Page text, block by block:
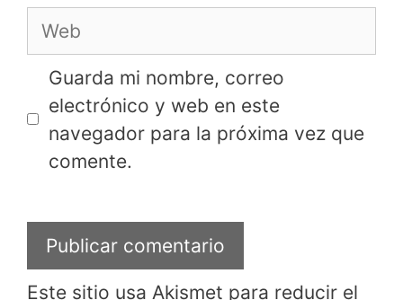
Web
Guarda mi nombre, correo
electrónico y web en este
navegador para la próxima vez que
comente.
Este sitio usa Akismet para reducir el